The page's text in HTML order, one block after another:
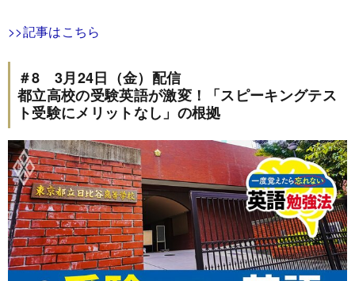
>>記事はこちら
＃8 3月24日（金）配信
都立高校の受験英語が激変！「スピーキングテス
ト受験にメリットなし」の根拠